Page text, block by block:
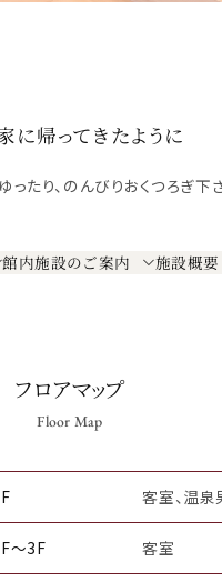
に帰ってきたように
ったり、のんびりおくつろぎ下
館内施設のご案内 施設概要
フロアマップ
Floor Map
客室、温泉
〜3F 客室